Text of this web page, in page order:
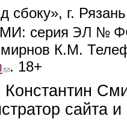
сбоку», г.
серия ЭЛ №
К.М.
(link sends e-mail)
. 18+
Константин
сайта